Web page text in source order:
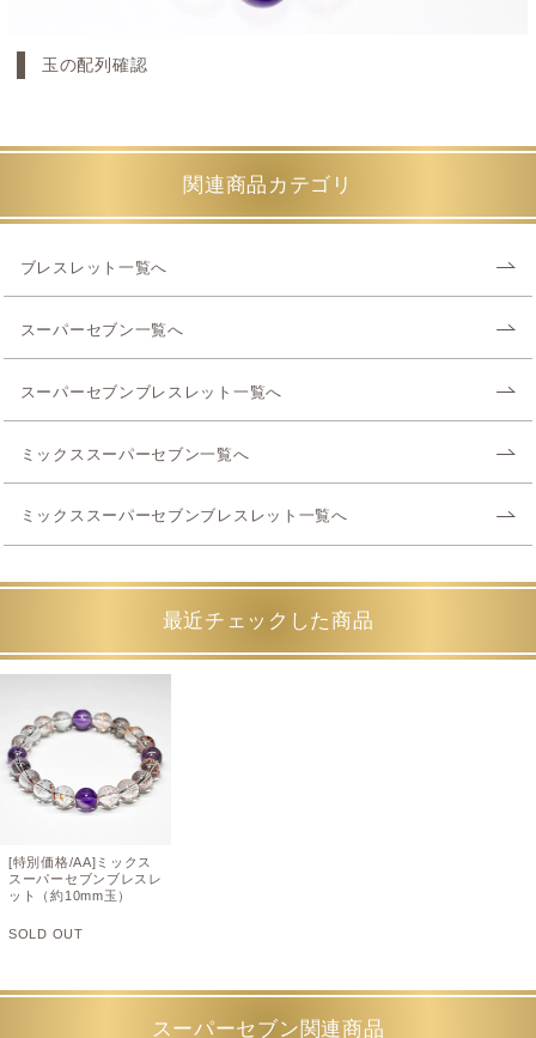
玉の配列確認
関連商品カテゴリ
ブレスレット一覧へ
スーパーセブン一覧へ
スーパーセブンブレスレット一覧へ
ミックススーパーセブン一覧へ
ミックススーパーセブンブレスレット一覧へ
最近チェックした商品
[特別価格/AA]ミックス
スーパーセブンブレスレ
ット（約10mm玉）
SOLD OUT
スーパーセブン関連商品